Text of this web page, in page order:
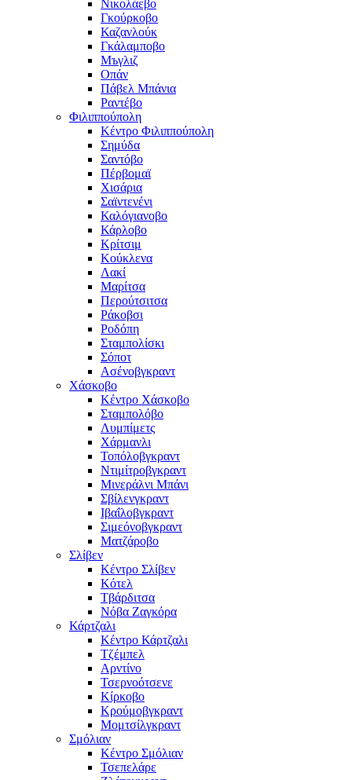
Νικολάεβο
Γκούρκοβο
Καζανλούκ
Γκάλαμποβο
Μъγλιζ
Οπάν
Πάβελ Μπάνια
Ραντέβο
Φιλιππούπολη
Κέντρο Φιλιππούπολη
Σημύδα
Σαντόβο
Πέρβομαϊ
Χισάρια
Σαϊντενένι
Καλόγιανοβο
Κάρλοβο
Κρίτσιμ
Κούκλενα
Λακί
Μαρίτσα
Περούτσιτσα
Ράκοβσι
Ροδόπη
Σταμπολίσκι
Σόποτ
Ασένοβγκραντ
Χάσκοβο
Κέντρο Χάσκοβο
Σταμπολόβο
Λυμπίμετς
Χάρμανλι
Τοπόλοβγκραντ
Ντιμίτροβγκραντ
Μινεράλνι Μπάνι
Σβίλενγκραντ
Ιβαΐλοβγκραντ
Σιμεόνοβγκραντ
Ματζάροβο
Σλίβεν
Κέντρο Σλίβεν
Κότελ
Τβάρδιτσα
Νόβα Ζαγκόρα
Κάρτζαλι
Κέντρο Κάρτζαλι
Τζέμπελ
Αρντίνο
Τσερνοότσενε
Κίρκοβο
Κρούμοβγκραντ
Μομτσίλγκραντ
Σμόλιαν
Κέντρο Σμόλιαν
Τσεπελάρε